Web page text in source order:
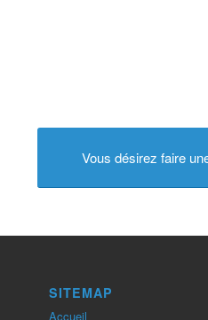
Vous désirez faire
SITEMAP
Accueil